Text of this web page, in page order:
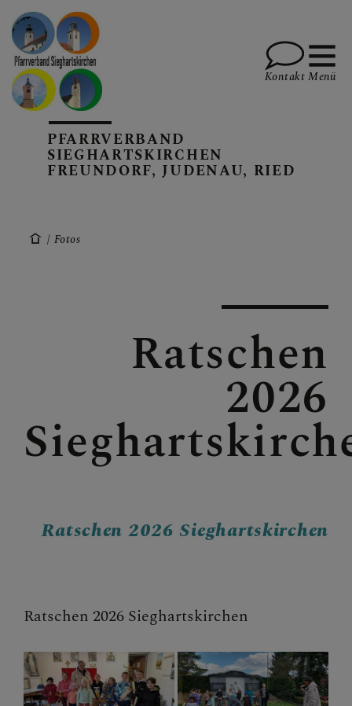
PFARREN UND TEAM
SPIRITUALITÄT
AKTUELLES, TERMINE,
INFOS, BERICHTE
PFARRVERBAND
SIEGHARTSKIRCHEN
FREUNDORF, JUDENAU, RIED
Kontakt Menü
Fotos
Ratschen
2026
Ratschen 2026 Sieghartskirchen
Ratschen 2026 Sieghartskirchen